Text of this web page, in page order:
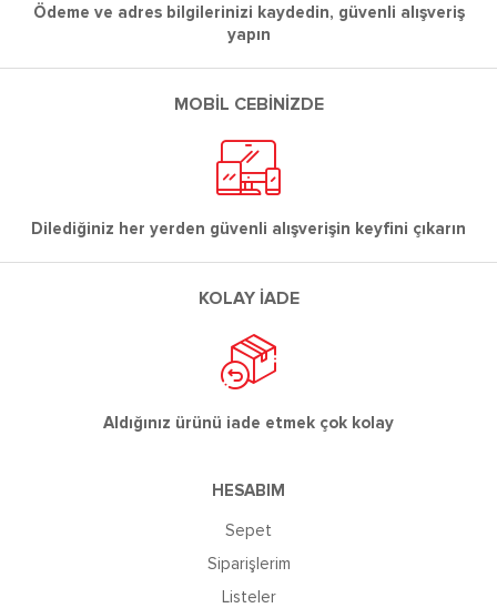
Ödeme ve adres bilgilerinizi kaydedin, güvenli alışveriş
yapın
MOBİL CEBİNİZDE
Dilediğiniz her yerden güvenli alışverişin keyfini çıkarın
KOLAY İADE
Aldığınız ürünü iade etmek çok kolay
HESABIM
Sepet
Siparişlerim
Listeler